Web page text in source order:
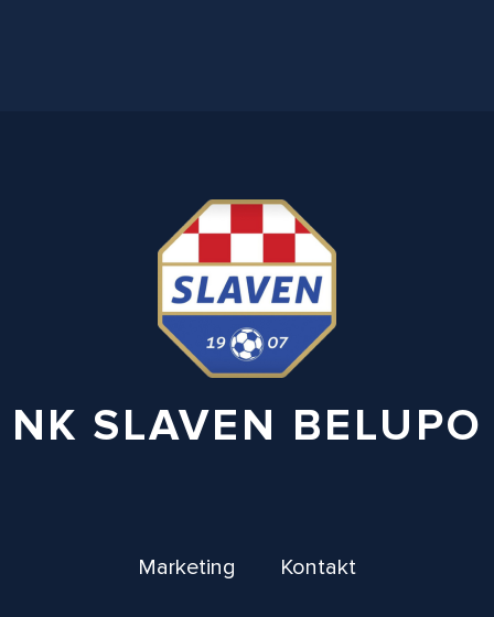
NK SLAVEN BELUPO
Marketing Kontakt